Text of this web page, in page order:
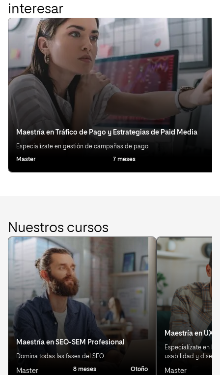
interesar
Maestría en Tráfico de Pago y Estrategias de Paid Media
Especialízate en gestión de campañas de pago
Master 7 meses
Nuestros cursos
Maestría en SEO-SEM Profesional
Domina todas las fases del SEO
Master 8 meses Otoño
Maestría en UX/
Especialízate en
usabilidad y
Master